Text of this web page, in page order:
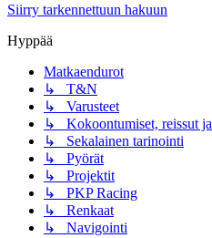
Siirry tarkennettuun hakuun
Hyppää
Matkaendurot
↳ T&N
↳ Varusteet
↳ Kokoontumiset, reissut ja
↳ Sekalainen tarinointi
↳ Pyörät
↳ Projektit
↳ PKP Racing
↳ Renkaat
↳ Navigointi